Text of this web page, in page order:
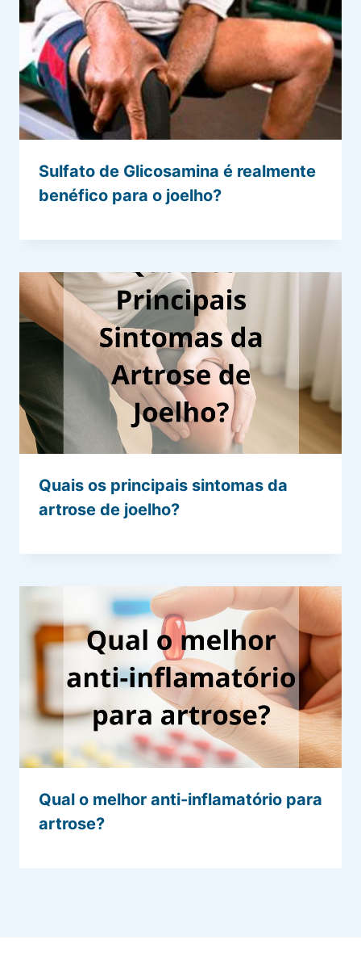
Sulfato de Glicosamina é realmente
benéfico para o joelho?
Quais os principais sintomas da
artrose de joelho?
Qual o melhor anti-inflamatório para
artrose?